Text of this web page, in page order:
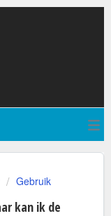
Gebruik
kan ik de